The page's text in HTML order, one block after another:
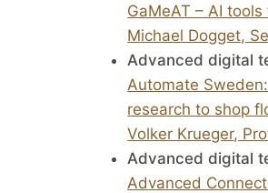
GaMeAT – AI
Michael Dogget,
Advanced digital
Automate
research to shop
Volker Krueger,
Advanced digital
Advanced